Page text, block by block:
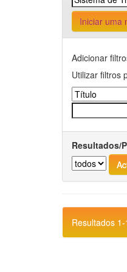
Iniciar uma
Adicionar
Utilizar filtros
Resultados/
Resultados